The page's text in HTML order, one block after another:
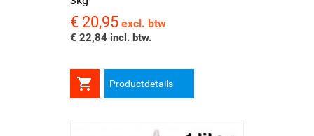
Prijs
€ 20,95 excl. btw
€ 22,84 incl. btw.
 Productdetails